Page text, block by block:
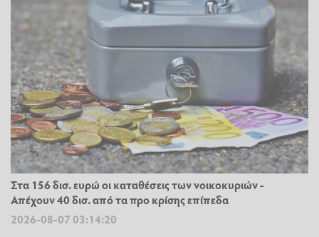
Στα 156 δισ. ευρώ οι καταθέσεις των νοικοκυριών -
Απέχουν 40 δισ. από τα προ κρίσης επίπεδα
2026-08-07 03:14:20